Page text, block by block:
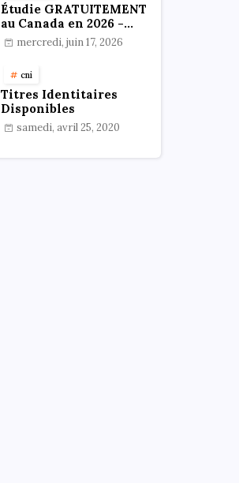
Étudie GRATUITEMENT
au Canada en 2026 -
Bourses 100%
Financées
mercredi, juin 17, 2026
cni
Titres Identitaires
Disponibles
samedi, avril 25, 2020